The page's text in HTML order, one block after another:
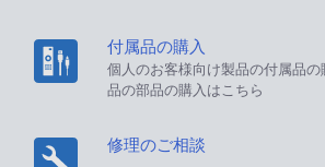
付属品の購入
個人のお客様向け製品の付属品
品の部品の購入はこちら
修理のご相談